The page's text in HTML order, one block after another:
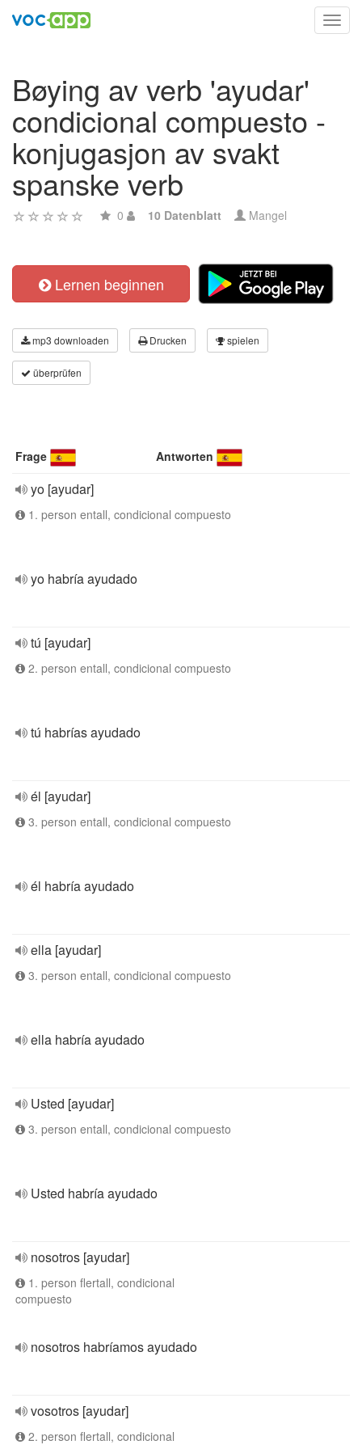
Bøying av verb 'ayudar'
condicional compuesto -
konjugasjon av svakt
spanske verb
0 10 Datenblatt Mangel
Lernen beginnen
mp3 downloaden Drucken spielen
überprüfen
Frage Antworten
yo [ayudar]
1. person entall, condicional compuesto
yo habría ayudado
tú [ayudar]
2. person entall, condicional compuesto
tú habrías ayudado
él [ayudar]
3. person entall, condicional compuesto
él habría ayudado
ella [ayudar]
3. person entall, condicional compuesto
ella habría ayudado
Usted [ayudar]
3. person entall, condicional compuesto
Usted habría ayudado
nosotros [ayudar]
1. person flertall, condicional
compuesto
nosotros habríamos ayudado
vosotros [ayudar]
2. person flertall, condicional